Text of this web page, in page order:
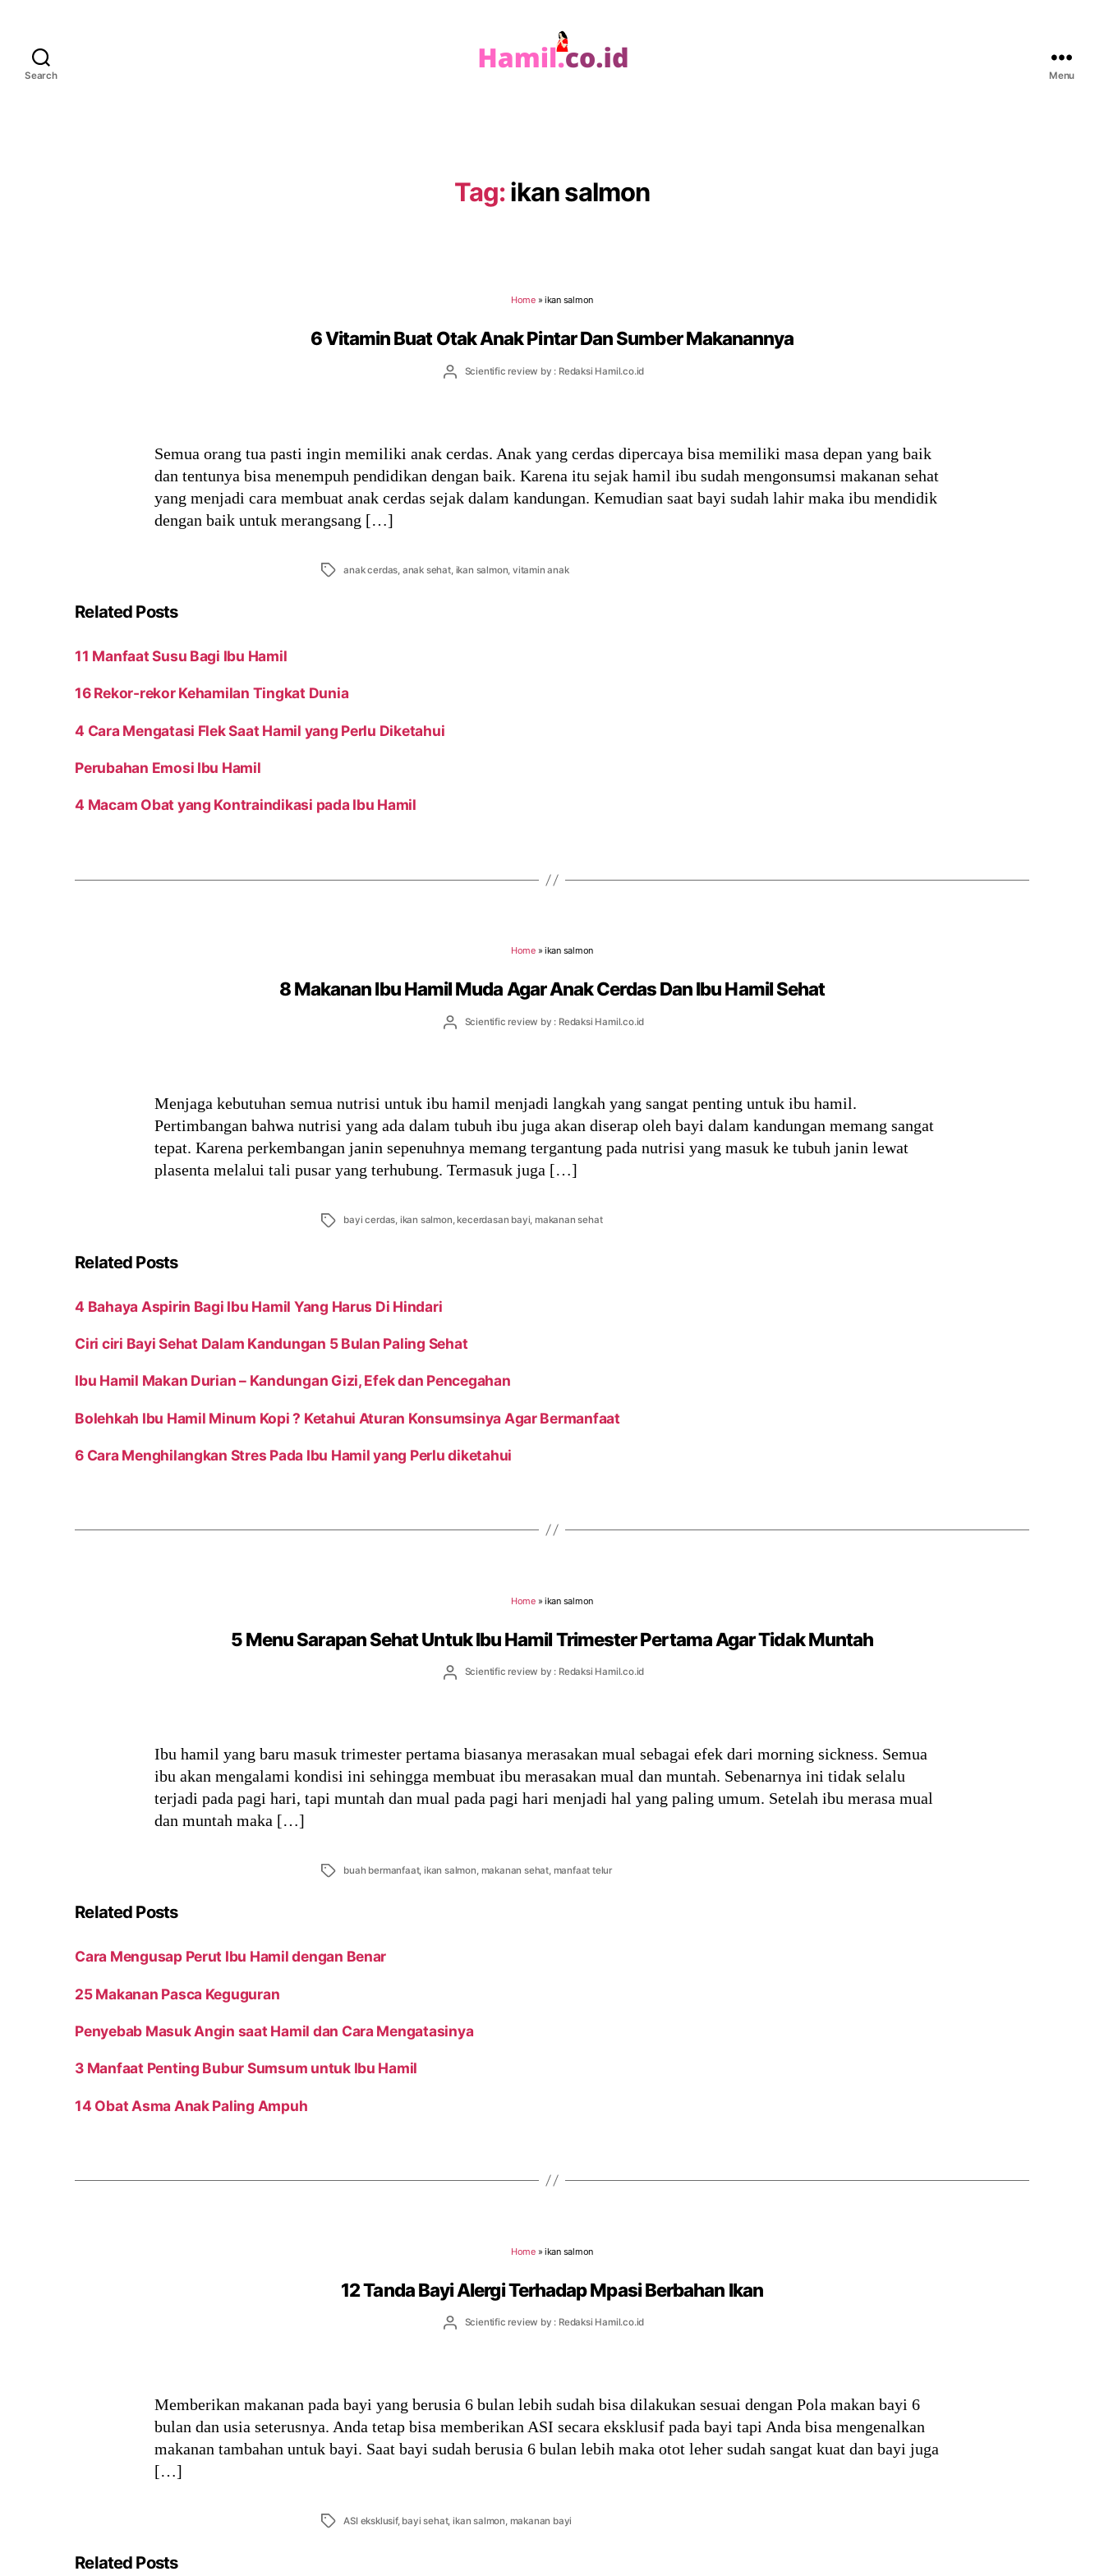
Search Menu
Tag:ikan salmon
Home»ikan salmon
6 Vitamin Buat Otak Anak Pintar Dan Sumber Makanannya
PostScientific review by : Redaksi Hamil.co.id
Semua orang tua pasti ingin memiliki anak cerdas. Anak yang cerdas dipercaya bisa memiliki masa depan yang baik
dan tentunya bisa menempuh pendidikan dengan baik. Karena itu sejak hamil ibu sudah mengonsumsi makanan sehat
yang menjadi cara membuat anak cerdas sejak dalam kandungan. Kemudian saat bayi sudah lahir maka ibu mendidik
dengan baik untuk merangsang […]
Tags anak cerdas anak sehat, ikan salmon vitamin anak
Related Posts
11 Manfaat Susu Bagi Ibu Hamil
16 Rekor-rekor Kehamilan Tingkat Dunia
4 Cara Mengatasi Flek Saat Hamil yang Perlu Diketahui
Perubahan Emosi Ibu Hamil
4 Macam Obat yang Kontraindikasi pada Ibu Hamil
Home»ikan salmon
8 Makanan Ibu Hamil Muda Agar Anak Cerdas Dan Ibu Hamil Sehat
PostScientific review by : Redaksi Hamil.co.id
Menjaga kebutuhan semua nutrisi untuk ibu hamil menjadi langkah yang sangat penting untuk ibu hamil.
Pertimbangan bahwa nutrisi yang ada dalam tubuh ibu juga akan diserap oleh bayi dalam kandungan memang sangat
tepat. Karena perkembangan janin sepenuhnya memang tergantung pada nutrisi yang masuk ke tubuh janin lewat
plasenta melalui tali pusar yang terhubung. Termasuk juga […]
Tags bayi cerdas, ikan salmon, kecerdasan bayi, makanan sehat
Related Posts
4 Bahaya Aspirin Bagi Ibu Hamil Yang Harus Di Hindari
Ciri ciri Bayi Sehat Dalam Kandungan 5 Bulan Paling Sehat
Ibu Hamil Makan Durian – Kandungan Gizi, Efek dan Pencegahan
Bolehkah Ibu Hamil Minum Kopi ? Ketahui Aturan Konsumsinya Agar Bermanfaat
6 Cara Menghilangkan Stres Pada Ibu Hamil yang Perlu diketahui
Home»ikan salmon
5 Menu Sarapan Sehat Untuk Ibu Hamil Trimester Pertama Agar Tidak Muntah
PostScientific review by : Redaksi Hamil.co.id
Ibu hamil yang baru masuk trimester pertama biasanya merasakan mual sebagai efek dari morning sickness. Semua
ibu akan mengalami kondisi ini sehingga membuat ibu merasakan mual dan muntah. Sebenarnya ini tidak selalu
terjadi pada pagi hari, tapi muntah dan mual pada pagi hari menjadi hal yang paling umum. Setelah ibu merasa mual
dan muntah maka […]
Tags buah bermanfaat, ikan salmon, makanan sehat, manfaat telur
Related Posts
Cara Mengusap Perut Ibu Hamil dengan Benar
25 Makanan Pasca Keguguran
Penyebab Masuk Angin saat Hamil dan Cara Mengatasinya
3 Manfaat Penting Bubur Sumsum untuk Ibu Hamil
14 Obat Asma Anak Paling Ampuh
Home»ikan salmon
12 Tanda Bayi Alergi Terhadap Mpasi Berbahan Ikan
PostScientific review by : Redaksi Hamil.co.id
Memberikan makanan pada bayi yang berusia 6 bulan lebih sudah bisa dilakukan sesuai dengan Pola makan bayi 6
bulan dan usia seterusnya. Anda tetap bisa memberikan ASI secara eksklusif pada bayi tapi Anda bisa mengenalkan
makanan tambahan untuk bayi. Saat bayi sudah berusia 6 bulan lebih maka otot leher sudah sangat kuat dan bayi juga
[…]
Tags ASI eksklusif, bayi sehat,ikan salmon makanan bayi
Related Posts